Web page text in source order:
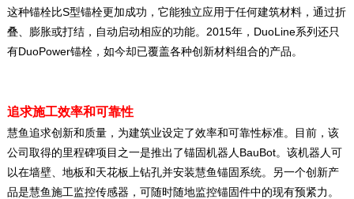
这种锚栓比S型锚栓更加成功，它能独立应用于任何建筑材料，通过折
叠、膨胀或打结，自动启动相应的功能。 2015年， DuoLine系列还只
有DuoPower锚栓，如今却已覆盖各种创新材料组合的产品。
追求施工效率和可靠性
慧鱼追求创新和质量，为建筑业设定了效率和可靠性标准。目前，该
公司取得的里程碑项目之一是推出了锚固机器人 BauBot。该机器人可
以在墙壁、地板和天花板上钻孔并安装慧鱼锚固系统。另一个创新产
品是慧鱼施工监控传感器，可随时随地监控锚固件中的现有预紧力。